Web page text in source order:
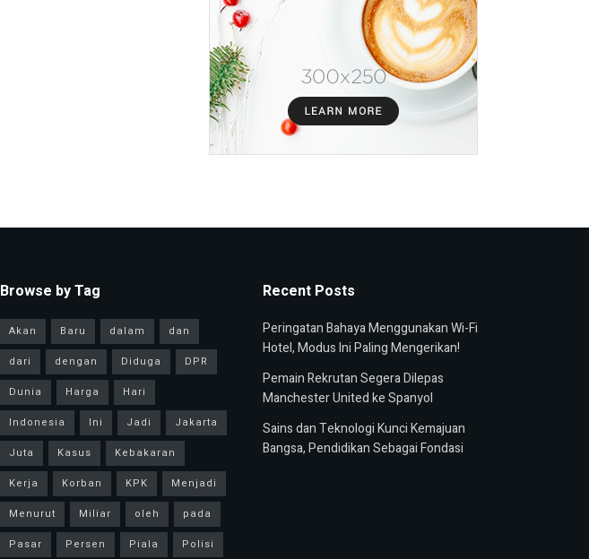
Browse by Tag
Akan Baru dalam
dan
dari
dengan Diduga
DPR
Dunia
Harga
Hari
Indonesia
Ini Jadi
Jakarta
Juta
Kasus
Kebakaran
Kerja
Korban KPK
Menjadi
Menurut
Miliar oleh
pada
Pasar
Persen Piala Polisi
Recent Posts
Peringatan Bahaya Menggunakan Wi-Fi
Hotel, Modus Ini Paling Mengerikan!
Pemain Rekrutan Segera Dilepas
Manchester United ke Spanyol
Sains dan Teknologi Kunci Kemajuan
Bangsa, Pendidikan Sebagai Fondasi